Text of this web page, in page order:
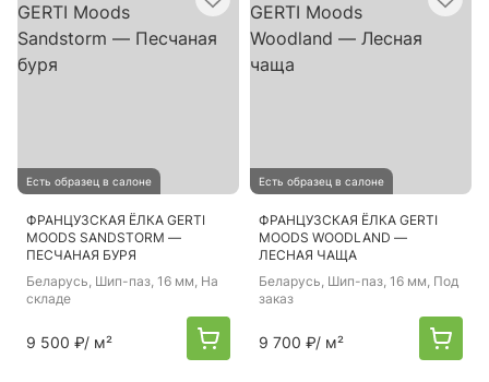
Есть образец в салоне
ФРАНЦУЗСКАЯ ЁЛКА GERTI
MOODS SANDSTORM —
ПЕСЧАНАЯ БУРЯ
Беларусь, Шип-паз, 16 мм, На
складе
9 500 ₽/ м²
Есть образец в салоне
ФРАНЦУЗСКАЯ ЁЛКА GERTI
MOODS WOODLAND —
ЛЕСНАЯ ЧАЩА
Беларусь, Шип-паз, 16 мм, Под
заказ
9 700 ₽/ м²